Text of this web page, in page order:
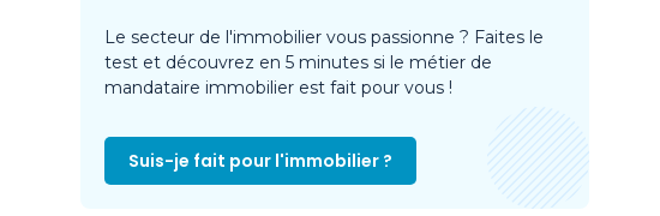
Le secteur de l'immobilier vous passionne ? Faites le
test et découvrez en 5 minutes si le métier de
mandataire immobilier est fait pour vous !
Suis-je fait pour l'immobilier ?